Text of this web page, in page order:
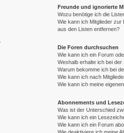
Freunde und ignorierte
Wozu benötige ich die
Wie kann ich Mitglieder
aus den Listen entfernen?
Die Foren durchsuchen
Wie kann ich ein Forum
Weshalb erhalte ich bei
Warum bekomme ich bei
Wie kann ich nach
Wie kann ich meine
Abonnements und
Was ist der Unterschied
Wie kann ich ein
Wie kann ich ein Forum